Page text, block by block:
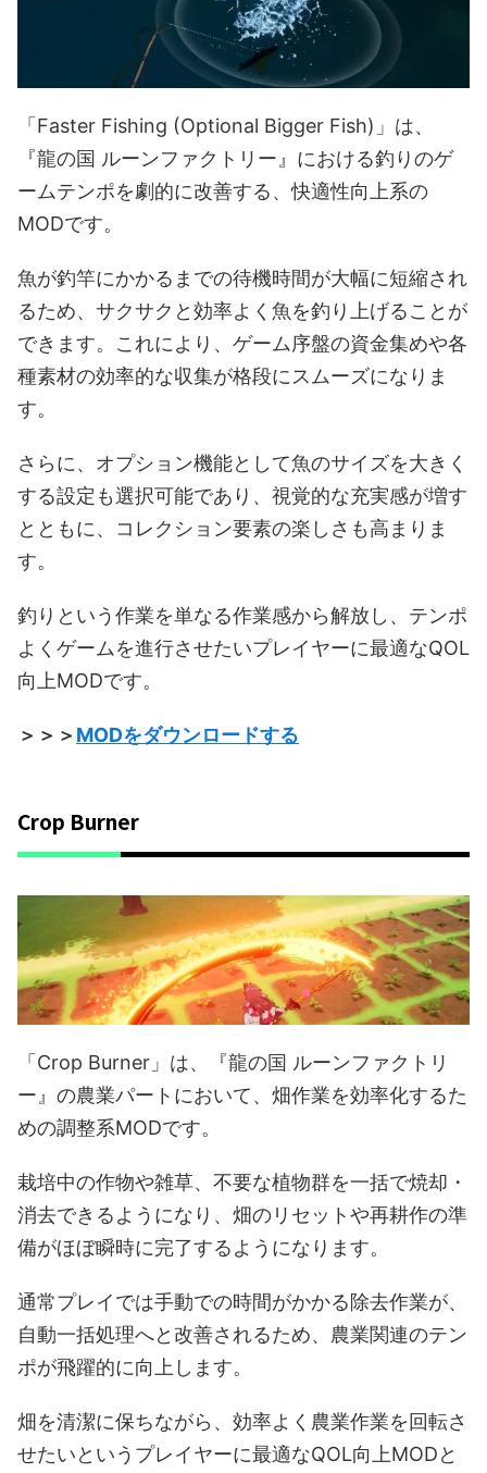
「Faster Fishing (Optional Bigger Fish)」は、
『龍の国 ルーンファクトリー』における釣りのゲ
ームテンポを劇的に改善する、快適性向上系の
MODです。
魚が釣竿にかかるまでの待機時間が大幅に短縮され
るため、サクサクと効率よく魚を釣り上げることが
できます。これにより、ゲーム序盤の資金集めや各
種素材の効率的な収集が格段にスムーズになりま
す。
さらに、オプション機能として魚のサイズを大きく
する設定も選択可能であり、視覚的な充実感が増す
とともに、コレクション要素の楽しさも高まりま
す。
釣りという作業を単なる作業感から解放し、テンポ
よくゲームを進行させたいプレイヤーに最適なQOL
向上MODです。
＞＞＞MODをダウンロードする
Crop Burner
「Crop Burner」は、『龍の国 ルーンファクトリ
ー』の農業パートにおいて、畑作業を効率化するた
めの調整系MODです。
栽培中の作物や雑草、不要な植物群を一括で焼却・
消去できるようになり、畑のリセットや再耕作の準
備がほぼ瞬時に完了するようになります。
通常プレイでは手動での時間がかかる除去作業が、
自動一括処理へと改善されるため、農業関連のテン
ポが飛躍的に向上します。
畑を清潔に保ちながら、効率よく農業作業を回転さ
せたいというプレイヤーに最適なQOL向上MODと